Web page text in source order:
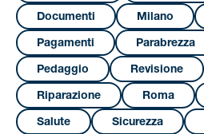
Documenti Milano
Pagamenti Parabrezza
Pedaggio Revisione
Riparazione Roma
Salute Sicurezza